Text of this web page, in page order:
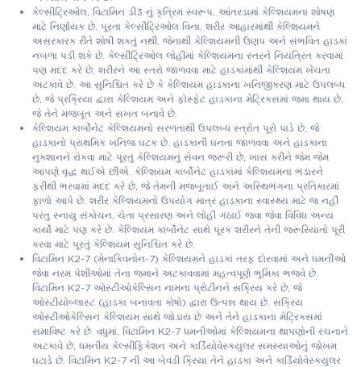
કેલ્સીટ્રિઓલ, વિટામિન ડી3 નું કૃત્રિમ સ્વરૂપ, આંતરડામાં કેલ્શિયમના શોષણ
માટે નિર્ણાયક છે. પૂરતા કેલ્સીટ્રિઓલ વિના, શરીર આહારમાંથી કેલ્શિયમને
અસરકારક રીતે શોષી શકતું નથી, જેનાથી કેલ્શિયમની ઉણપ અને સંભવિત હાડકાં
નબળા પડી શકે છે. કેલ્સીટ્રિઓલ લોહીમાં કેલ્શિયમના સ્તરને નિયંત્રિત કરવામાં
પણ મદદ કરે છે, શરીરને આ સ્તરો જાળવવા માટે હાડકાંમાંથી કેલ્શિયમ ખેંચતા
અટકાવે છે. આ સુનિશ્ચિત કરે છે કે કેલ્શિયમ હાડકાના ખનિજીકરણ માટે ઉપલબ્ધ
છે, જે પ્રક્રિયા દ્વારા કેલ્શિયમ અને ફોસ્ફેટ હાડકાના મેટ્રિક્સમાં જમા થાય છે,
જે તેને મજબૂત અને સખત બનાવે છે.
કેલ્શિયમ કાર્બોનેટ કેલ્શિયમનો સરળતાથી ઉપલબ્ધ સ્ત્રોત પૂરો પાડે છે, જે
હાડકાનો પ્રાથમિક ખનિજ ઘટક છે. હાડકાની ઘનતા જાળવવા અને હાડકાના
નુકશાનને રોકવા માટે પૂરતું કેલ્શિયમનું સેવન જરૂરી છે, ખાસ કરીને જેમ જેમ
આપણે વૃદ્ધ થઈએ છીએ. કેલ્શિયમ કાર્બોનેટ હાડકાંમાં કેલ્શિયમના ભંડારને
ફરીથી ભરવામાં મદદ કરે છે, જે તેમની મજબૂતાઈ અને અસ્થિભંગના પ્રતિકારમાં
ફાળો આપે છે. શરીર કેલ્શિયમનો ઉપયોગ માત્ર હાડકાના સ્વાસ્થ્ય માટે જ નહીં
પરંતુ સ્નાયુ સંકોચન, ચેતા પ્રસારણ અને લોહી ગંઠાઈ જવા જેવા વિવિધ અન્ય
કાર્યો માટે પણ કરે છે. કેલ્શિયમ કાર્બોનેટ સાથે પૂરક શરીરને તેની જરૂરિયાતો પૂરી
કરવા માટે પૂરતું કેલ્શિયમ સુનિશ્ચિત કરે છે.
વિટામિન K2-7 (મેનાક્વિનોન-7) કેલ્શિયમને હાડકાં તરફ દોરવામાં અને ધમનીઓ
જેવા નરમ પેશીઓમાં તેના જમાને અટકાવવામાં મહત્વપૂર્ણ ભૂમિકા ભજવે છે.
વિટામિન K2-7 ઓસ્ટીઓકેલ્સિન નામના પ્રોટીનને સક્રિય કરે છે, જે
ઓસ્ટીયોબ્લાસ્ટ (હાડકા બનાવતા કોષો) દ્વારા ઉત્પન્ન થાય છે. સક્રિય
ઓસ્ટીઓકેલ્સિન કેલ્શિયમ સાથે જોડાય છે અને તેને હાડકાના મેટ્રિક્સમાં
સમાવિષ્ટ કરે છે. વધુમાં, વિટામિન K2-7 ધમનીઓમાં કેલ્શિયમના થાપણોની રચનાને
અટકાવે છે, ધમનીય કેલ્સીફિકેશન અને કાર્ડિયોવેસ્ક્યુલર સમસ્યાઓનું જોખમ
ઘટાડે છે. વિટામિન K2-7 ની આ બેવડી ક્રિયા તેને હાડકા અને કાર્ડિયોવેસ્ક્યુલર